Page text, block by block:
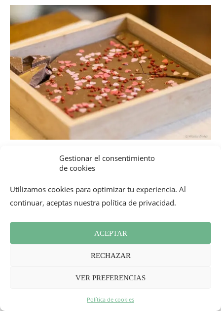
Gestionar el consentimiento
de cookies
Utilizamos cookies para optimizar tu experiencia. Al
continuar, aceptas nuestra política de privacidad.
ACEPTAR
RECHAZAR
VER PREFERENCIAS
Política de cookies
La tableta para romper presentada en un estuche «love
collection» porLe Comptoir de Mathilde
Precio:19,90 €